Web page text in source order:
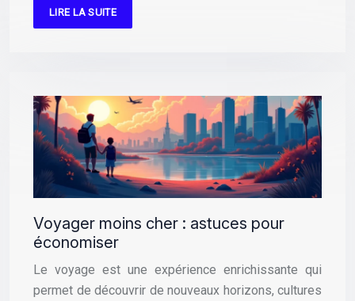
LIRE LA SUITE
Voyager moins cher : astuces pour
économiser
Le voyage est une expérience enrichissante qui
permet de découvrir de nouveaux horizons, cultures